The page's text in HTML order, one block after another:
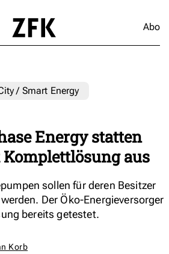
Abo
/ Smart Energy
Energy statten
aus
sollen für deren Besitzer
Der Öko-Energieversorger
bereits getestet.
Korb